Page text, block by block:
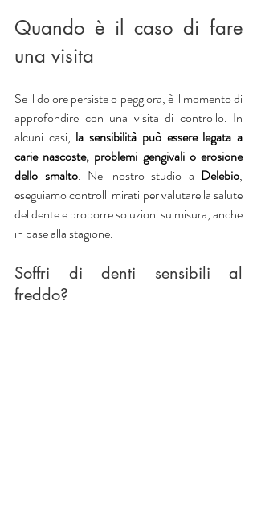
Quando è il caso di fare
una visita
Se il dolore persiste o peggiora, è il momento di
approfondire con una visita di controllo. In
alcuni casi, la sensibilità può essere legata a
carie nascoste, problemi gengivali o erosione
dello smalto. Nel nostro studio a Delebio,
eseguiamo controlli mirati per valutare la salute
del dente e proporre soluzioni su misura, anche
in base alla stagione.
Soffri di denti sensibili al
freddo?